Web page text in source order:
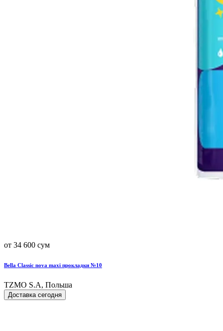
от 34 600 сум
Bella Classic nova maxi прокладки №10
TZMO S.A, Польша
Доставка сегодня